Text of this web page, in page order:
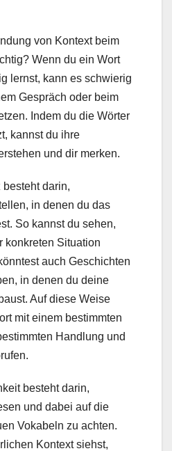
von Kontext beim
Wenn du ein Wort
lernst, kann es schwierig
Gespräch oder beim
Indem du die Wörter
kannst du ihre
und dir merken.
besteht darin,
in denen du das
So kannst du sehen,
konkreten Situation
auch Geschichten
in denen du deine
Auf diese Weise
mit einem bestimmten
Handlung und
besteht darin,
und dabei auf die
Vokabeln zu achten.
Kontext siehst,